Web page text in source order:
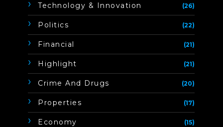
Technology & Innovation (26)
Politics (22)
Financial (21)
Highlight (21)
Crime And Drugs (20)
Properties (17)
Economy (15)